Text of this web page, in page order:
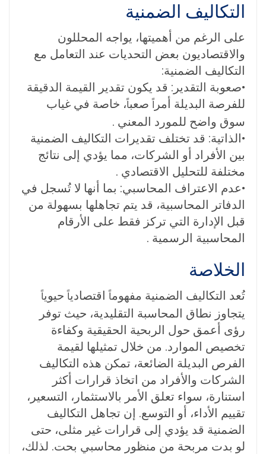
التكاليف الضمنية
على الرغم من أهميتها، يواجه المحللون
والاقتصاديون بعض التحديات عند التعامل مع
التكاليف الضمنية:
•صعوبة التقدير: قد يكون تقدير القيمة الدقيقة
للفرصة البديلة أمرصعباً، خاصة في غياب
سوق واضح للمورد المعني .
•الذاتية: قد تختلف تقديرات التكاليف الضمنية
بين الأفراد أو الشركات، مما يؤدي إلى نتائج
مختلفة للتحليل الاقتصادي .
•عدم الاعتراف المحاسبي: بما أنها لا تُسجل في
الدفاتر المحاسبية، قد يتم تجاهلها بسهولة من
قبل الإدارة التي تركز فقط على الأرقام
المحاسبية الرسمية .
الخلاصة
تُعد التكاليف الضمنية مفهوماًاقتصادياًحيوياً
يتجاوز نطاق المحاسبة التقليدية، حيث توفر
رؤى أعمق حول الربحية الحقيقية وكفاءة
تخصيص الموارد. من خلال تمثيلها لقيمة
الفرص البديلة الضائعة، تمكن هذه التكاليف
الشركات والأفراد من اتخاذ قرارات أكثر
استنارة، سواء تعلق الأمر بالاستثمار، التسعير،
تقييم الأداء، أو التوسع. إن تجاهل التكاليف
الضمنية قد يؤدي إلى قرارات غير مثلى، حتى
لو بدت مربحة من منظور محاسبي بحت. لذلك،